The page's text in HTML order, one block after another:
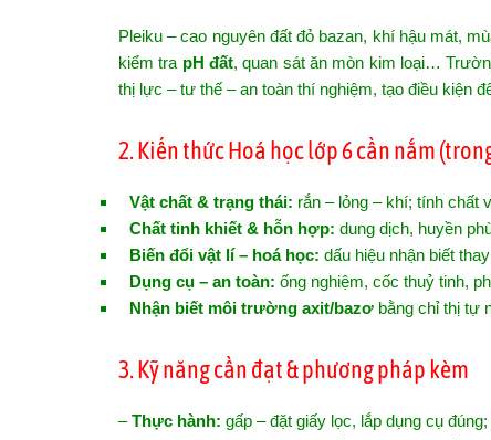
Pleiku – cao nguyên đất đỏ bazan, khí hậu mát,
kiểm tra pH đất, quan sát ăn mòn kim loại…
thị lực – tư thế – an toàn thí nghiệm, tạo điều kiện
2. Kiến thức Hoá học lớp 6 cần nắm
Vật chất & trạng thái: rắn – lỏng – khí; tính chất
Chất tinh khiết & hỗn hợp: dung dịch, huyền
Biến đổi vật lí – hoá học: dấu hiệu nhận biết
Dụng cụ – an toàn: ống nghiệm, cốc thuỷ tinh,
Nhận biết môi trường axit/bazơ bằng chỉ thị tự
3. Kỹ năng cần đạt & phương pháp kèm
–Thực hành: gấp – đặt giấy lọc, lắp dụng cụ